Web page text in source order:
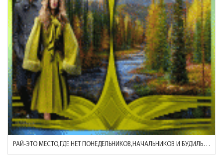
РАЙ-ЭТО МЕСТО,ГДЕ НЕТ ПОНЕДЕЛЬНИКОВ,НАЧАЛЬНИКОВ И БУДИЛЬНИКОВ